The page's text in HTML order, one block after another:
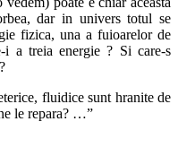
dar in univers totul se
fizica, una a fuioarelor de
i a treia energie ? Si care-s
fluidice sunt hranite de
le repara? …”